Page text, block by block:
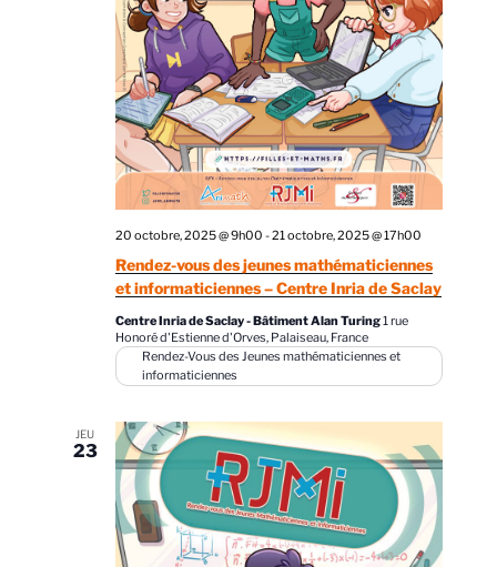
t
n
a
v
i
g
a
t
i
o
n
d
e
v
u
É
e
v
u
e
s
É
v
e
m
Rendez-vous des jeunes mathématiciennes
et informaticiennes – Centre Inria de Saclay
20 octobre, 2025 @ 9h00 -21 octobre, 2025 @ 17h00
Centre Inria de Saclay - Bâtiment Alan Turing1 rue
Honoré d'Estienne d'Orves, Palaiseau, France
Rendez-Vous des Jeunes mathématiciennes et
informaticiennes
JEU
23